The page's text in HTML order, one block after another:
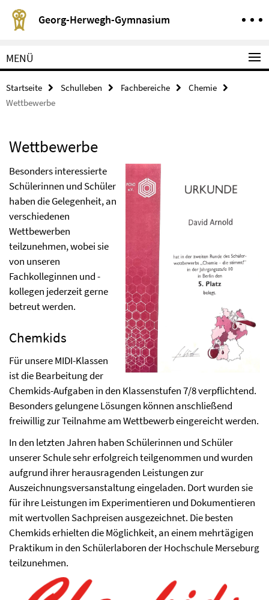
Springe direkt zu Inhalt
Georg-Herwegh-Gymnasium
Service-Navigation
MENÜ
Startseite Schulleben Fachbereiche
Chemie
Wettbewerbe
Wettbewerbe
Besonders interessierte
Schülerinnen und Schüler
haben die Gelegenheit, an
verschiedenen
Wettbewerben
teilzunehmen, wobei sie
von unseren
Fachkolleginnen und -
kollegen jederzeit gerne
betreut werden.
Chemkids
Für unsere MIDI-Klassen
ist die Bearbeitung der
Chemkids-Aufgaben in den Klassenstufen 7/8 verpflichtend.
Besonders gelungene Lösungen können anschließend
freiwillig zur Teilnahme am Wettbewerb eingereicht werden.
In den letzten Jahren haben Schülerinnen und Schüler
unserer Schule sehr erfolgreich teilgenommen und wurden
aufgrund ihrer herausragenden Leistungen zur
Auszeichnungsversanstaltung eingeladen. Dort wurden sie
für ihre Leistungen im Experimentieren und Dokumentieren
mit wertvollen Sachpreisen ausgezeichnet. Die besten
Chemkids erhielten die Möglichkeit, an einem mehrtägigen
Praktikum in den Schülerlaboren der Hochschule Merseburg
teilzunehmen.